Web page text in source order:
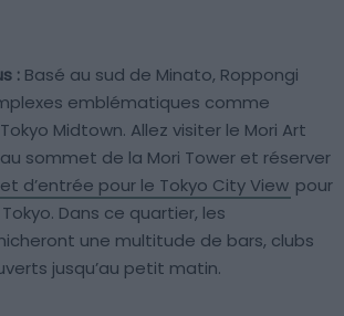
: Basé au sud de Minato, Roppongi
emblématiques comme
Midtown. Allez visiter le Mori Art
sommet de la Mori Tower et réserver
d’entrée pour le Tokyo City View pour
Dans ce quartier, les
une multitude de bars, clubs
jusqu’au petit matin.